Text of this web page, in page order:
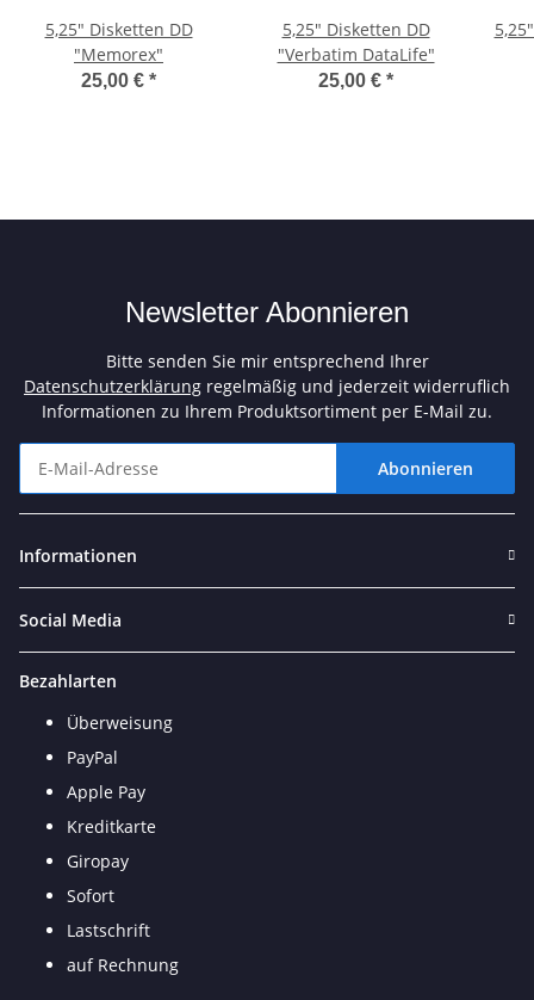
5,25" Disketten DD
"Memorex"
25,00 € *
5,25" Disketten DD
"Verbatim DataLife"
25,00 € *
Newsletter Abonnieren
Bitte senden Sie mir entsprechend Ihrer
Datenschutzerklärung regelmäßig und jederzeit widerruflich
Informationen zu Ihrem Produktsortiment per E-Mail zu.
Abonnieren
Informationen
Social Media
Bezahlarten
Überweisung
PayPal
Apple Pay
Kreditkarte
Giropay
Sofort
Lastschrift
auf Rechnung